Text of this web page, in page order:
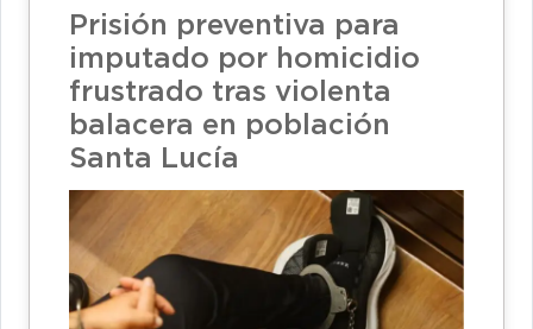
Prisión preventiva para
imputado por homicidio
frustrado tras violenta
balacera en población
Santa Lucía